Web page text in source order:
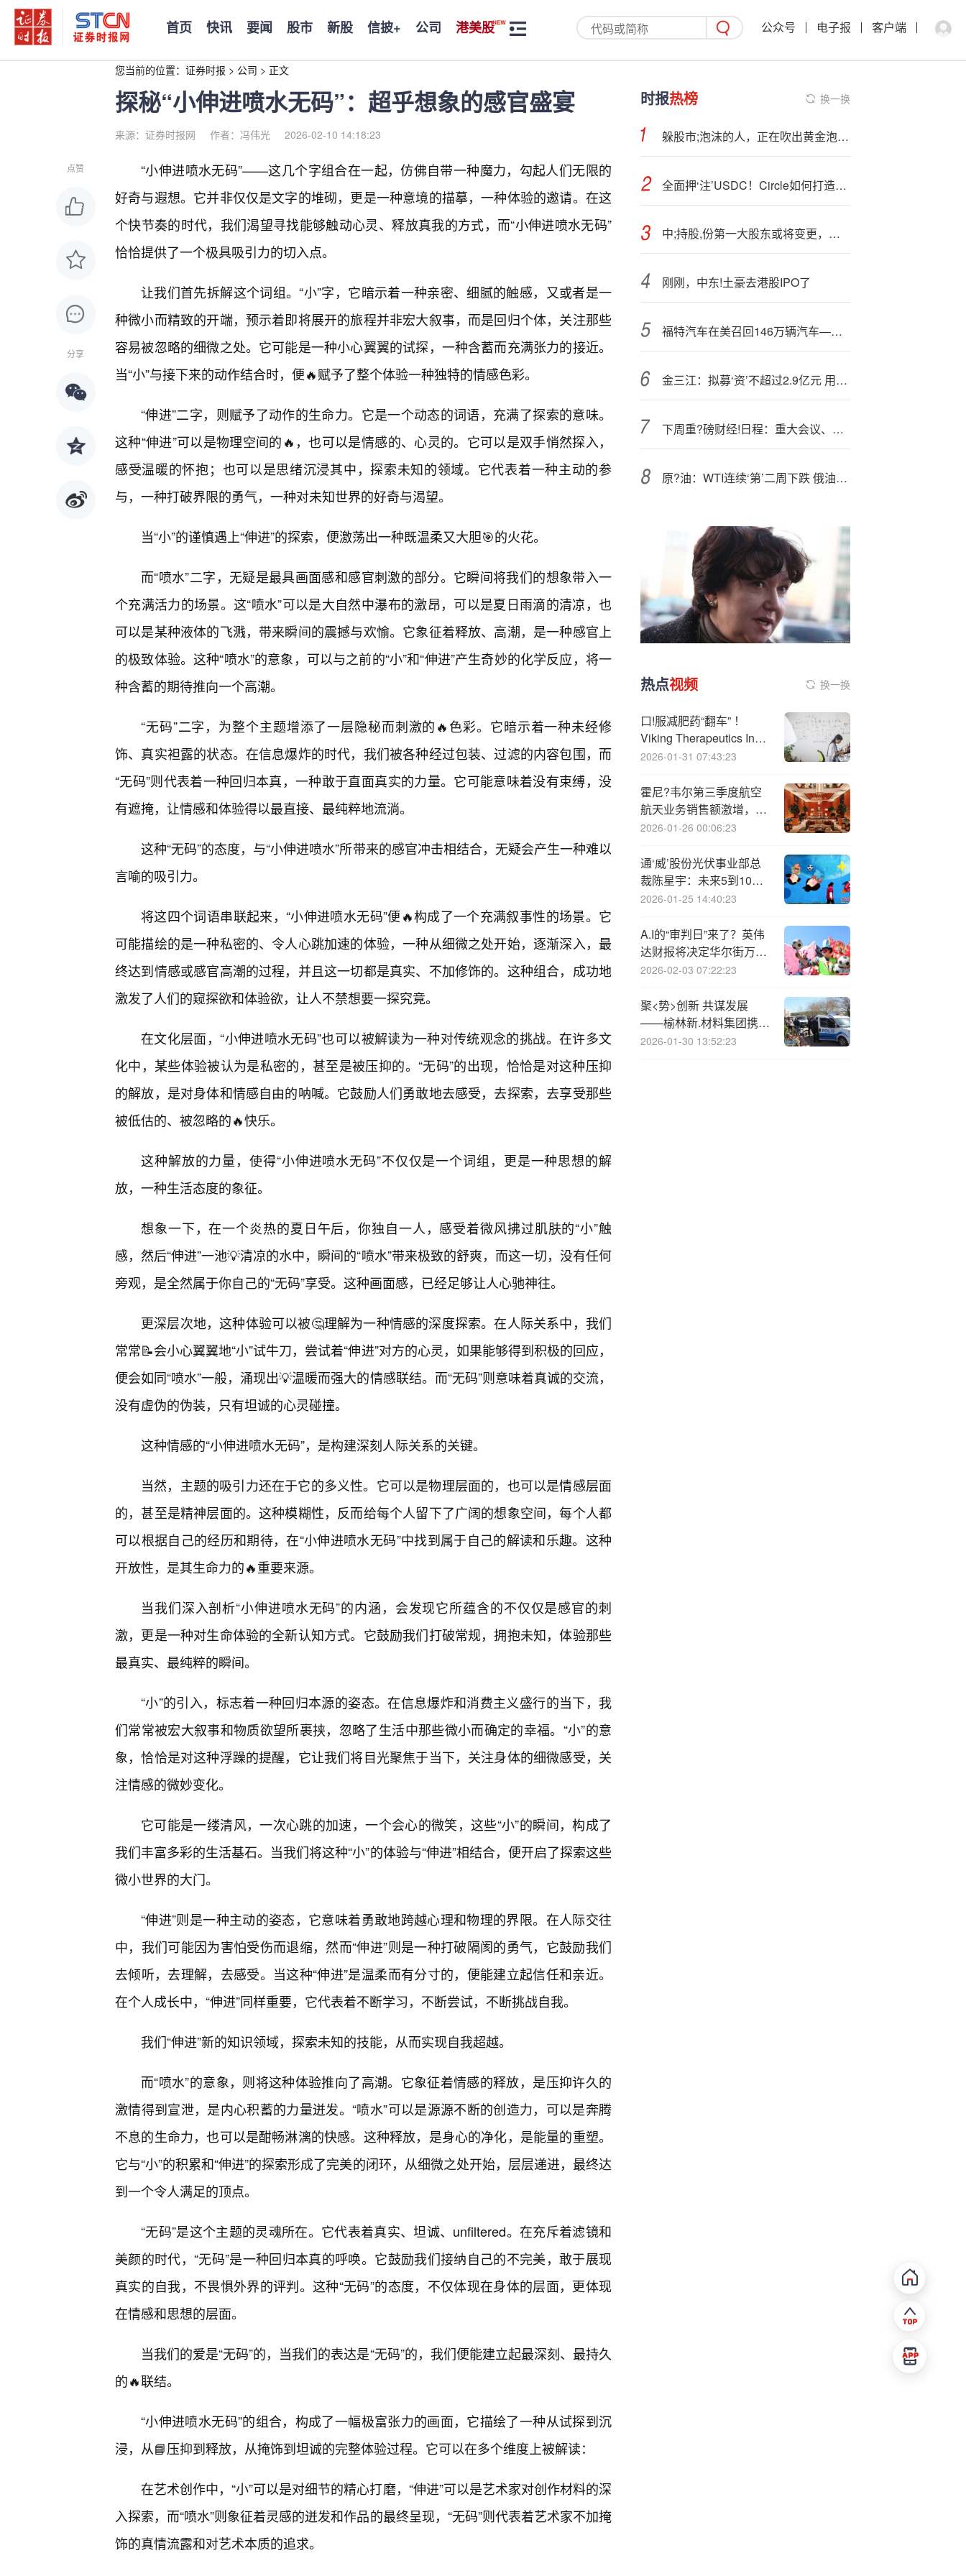
首页 快讯 要闻 股市 新股 信披+ 公司 港美股 公众号 电子报 客户端
您当前的位置： 证券时报 > 公司 > 正文
探秘“小伸进喷水无码”：超乎想象的感官盛宴
来源：证券时报网 作者：冯伟光 2026-02-10 14:18:23
点赞
分享
“小伸进喷水无码”——这几个字组合在一起，仿佛自带一种魔力，勾起人们无限的
好奇与遐想。它并非仅仅是文字的堆砌，更是一种意境的描摹，一种体验的邀请。在这
个快节奏的时代，我们渴望寻找能够触动心灵、释放真我的方式，而“小伸进喷水无码”
恰恰提供了一个极具吸引力的切入点。
让我们首先拆解这个词组。“小”字，它暗示着一种亲密、细腻的触感，又或者是一
种微小而精致的开端，预示着即将展开的旅程并非宏大叙事，而是回归个体，关注那些
容易被忽略的细微之处。它可能是一种小心翼翼的试探，一种含蓄而充满张力的接近。
当“小”与接下来的动作结合时，便🔥赋予了整个体验一种独特的情感色彩。
“伸进”二字，则赋予了动作的生命力。它是一个动态的词语，充满了探索的意味。
这种“伸进”可以是物理空间的🔥，也可以是情感的、心灵的。它可以是双手悄然探入，
感受温暖的怀抱；也可以是思绪沉浸其中，探索未知的领域。它代表着一种主动的参
与，一种打破界限的勇气，一种对未知世界的好奇与渴望。
当“小”的谨慎遇上“伸进”的探索，便激荡出一种既温柔又大胆🎯的火花。
而“喷水”二字，无疑是最具画面感和感官刺激的部分。它瞬间将我们的想象带入一
个充满活力的场景。这“喷水”可以是大自然中瀑布的激昂，可以是夏日雨滴的清凉，也
可以是某种液体的飞溅，带来瞬间的震撼与欢愉。它象征着释放、高潮，是一种感官上
的极致体验。这种“喷水”的意象，可以与之前的“小”和“伸进”产生奇妙的化学反应，将一
种含蓄的期待推向一个高潮。
“无码”二字，为整个主题增添了一层隐秘而刺激的🔥色彩。它暗示着一种未经修
饰、真实袒露的状态。在信息爆炸的时代，我们被各种经过包装、过滤的内容包围，而
“无码”则代表着一种回归本真，一种敢于直面真实的力量。它可能意味着没有束缚，没
有遮掩，让情感和体验得以最直接、最纯粹地流淌。
这种“无码”的态度，与“小伸进喷水”所带来的感官冲击相结合，无疑会产生一种难以
言喻的吸引力。
将这四个词语串联起来，“小伸进喷水无码”便🔥构成了一个充满叙事性的场景。它
可能描绘的是一种私密的、令人心跳加速的体验，一种从细微之处开始，逐渐深入，最
终达到情感或感官高潮的过程，并且这一切都是真实、不加修饰的。这种组合，成功地
激发了人们的窥探欲和体验欲，让人不禁想要一探究竟。
在文化层面，“小伸进喷水无码”也可以被解读为一种对传统观念的挑战。在许多文
化中，某些体验被认为是私密的，甚至是被压抑的。“无码”的出现，恰恰是对这种压抑
的解放，是对身体和情感自由的呐喊。它鼓励人们勇敢地去感受，去探索，去享受那些
被低估的、被忽略的🔥快乐。
这种解放的力量，使得“小伸进喷水无码”不仅仅是一个词组，更是一种思想的解
放，一种生活态度的象征。
想象一下，在一个炎热的夏日午后，你独自一人，感受着微风拂过肌肤的“小”触
感，然后“伸进”一池💡清凉的水中，瞬间的“喷水”带来极致的舒爽，而这一切，没有任何
旁观，是全然属于你自己的“无码”享受。这种画面感，已经足够让人心驰神往。
更深层次地，这种体验可以被🤔理解为一种情感的深度探索。在人际关系中，我们
常常📝会小心翼翼地“小”试牛刀，尝试着“伸进”对方的心灵，如果能够得到积极的回应，
便会如同“喷水”一般，涌现出💡温暖而强大的情感联结。而“无码”则意味着真诚的交流，
没有虚伪的伪装，只有坦诚的心灵碰撞。
这种情感的“小伸进喷水无码”，是构建深刻人际关系的关键。
当然，主题的吸引力还在于它的多义性。它可以是物理层面的，也可以是情感层面
的，甚至是精神层面的。这种模糊性，反而给每个人留下了广阔的想象空间，每个人都
可以根据自己的经历和期待，在“小伸进喷水无码”中找到属于自己的解读和乐趣。这种
开放性，是其生命力的🔥重要来源。
当我们深入剖析“小伸进喷水无码”的内涵，会发现它所蕴含的不仅仅是感官的刺
激，更是一种对生命体验的全新认知方式。它鼓励我们打破常规，拥抱未知，体验那些
最真实、最纯粹的瞬间。
“小”的引入，标志着一种回归本源的姿态。在信息爆炸和消费主义盛行的当下，我
们常常被宏大叙事和物质欲望所裹挟，忽略了生活中那些微小而确定的幸福。“小”的意
象，恰恰是对这种浮躁的提醒，它让我们将目光聚焦于当下，关注身体的细微感受，关
注情感的微妙变化。
它可能是一缕清风，一次心跳的加速，一个会心的微笑，这些“小”的瞬间，构成了
我们丰富多彩的生活基石。当我们将这种“小”的体验与“伸进”相结合，便开启了探索这些
微小世界的大门。
“伸进”则是一种主动的姿态，它意味着勇敢地跨越心理和物理的界限。在人际交往
中，我们可能因为害怕受伤而退缩，然而“伸进”则是一种打破隔阂的勇气，它鼓励我们
去倾听，去理解，去感受。当这种“伸进”是温柔而有分寸的，便能建立起信任和亲近。
在个人成长中，“伸进”同样重要，它代表着不断学习，不断尝试，不断挑战自我。
我们“伸进”新的知识领域，探索未知的技能，从而实现自我超越。
而“喷水”的意象，则将这种体验推向了高潮。它象征着情感的释放，是压抑许久的
激情得到宣泄，是内心积蓄的力量迸发。“喷水”可以是源源不断的创造力，可以是奔腾
不息的生命力，也可以是酣畅淋漓的快感。这种释放，是身心的净化，是能量的重塑。
它与“小”的积累和“伸进”的探索形成了完美的闭环，从细微之处开始，层层递进，最终达
到一个令人满足的顶点。
“无码”是这个主题的灵魂所在。它代表着真实、坦诚、unfiltered。在充斥着滤镜和
美颜的时代，“无码”是一种回归本真的呼唤。它鼓励我们接纳自己的不完美，敢于展现
真实的自我，不畏惧外界的评判。这种“无码”的态度，不仅体现在身体的层面，更体现
在情感和思想的层面。
当我们的爱是“无码”的，当我们的表达是“无码”的，我们便能建立起最深刻、最持久
的🔥联结。
“小伸进喷水无码”的组合，构成了一幅极富张力的画面，它描绘了一种从试探到沉
浸，从📘压抑到释放，从掩饰到坦诚的完整体验过程。它可以在多个维度上被解读：
在艺术创作中，“小”可以是对细节的精心打磨，“伸进”可以是艺术家对创作材料的深
入探索，而“喷水”则象征着灵感的迸发和作品的最终呈现，“无码”则代表着艺术家不加掩
饰的真情流露和对艺术本质的追求。
时报热榜 换一换
躲股市;泡沫的人，正在吹出黄金泡沫‘？’
全面押‘注’USDC！Circle如何打造稳定币第一股？
中;持股,份第一大股东或将变更，长江环保集团将不再持有公司股份
刚刚，中东!土豪去港股IPO了
福特汽车在美召回146万辆汽车—，今年召回次数已达88次
金三江：拟募‘资’不超过2.9亿元 用于二氧化硅生产基地建设项目
下周重?磅财经!日程：重大会议、重磅数据，关键时刻开启了
原?油：WTI连续‘第’二周下跌 俄油制裁及供应过剩担忧令市场承压
热点视频 换一换
口!服减肥药“翻车” ！
Viking Therapeutics Inc.
股价闪崩42% 空头一夜血
2026-01-31 07:43:23
霍尼?韦尔第三季度航空
航天业务销售额激增，分
拆计划稳步推进
2026-01-26 00:06:23
通‘威’股份光伏事业部总
裁陈星宇：未来5到10
年， 几乎全国所有地方都
2026-01-25 14:40:23
A.I的“审判日”来了？英伟
达财报将决定华尔街万亿
赌注“生死”
2026-02-03 07:22:23
聚<势>创新 共谋发展
——榆林新.材料集团携手
中南大学、科大讯飞开展
2026-01-30 13:52:23